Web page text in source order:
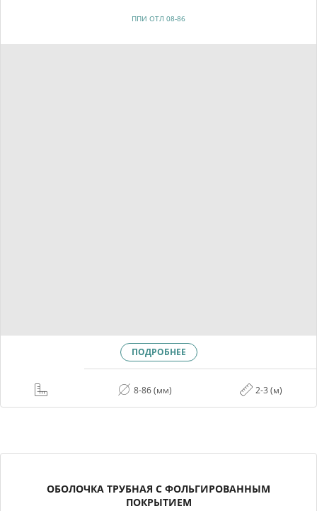
ППИ ОТЛ 08-86
ПОДРОБНЕЕ
8-86 (мм) 2-3 (м)
ОБОЛОЧКА ТРУБНАЯ С ФОЛЬГИРОВАННЫМ
ПОКРЫТИЕМ